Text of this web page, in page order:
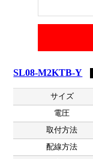
SL08-M2KTB-Y
サイズ
電圧
取付方法
配線方法